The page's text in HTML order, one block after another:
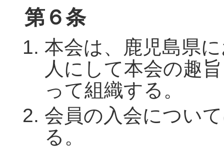
第６条
本会は、鹿児島県
人にして本会の趣
って組織する。
会員の入会につい
る。